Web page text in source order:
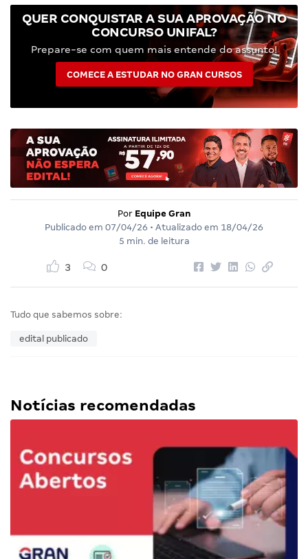
QUER CONQUISTAR A SUA APROVAÇÃO NO
CONCURSO UNIFAL?
Prepare-se com quem mais entende do assunto!
COMECE A ESTUDAR NO GRAN CURSOS
Por Equipe Gran
Publicado em 07/04/26 • Atualizado em 18/04/26
5 min. de leitura
3 0
Tudo que sabemos sobre:
edital publicado
Notícias recomendadas